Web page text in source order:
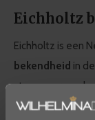
Eichholtz
Eichholtz is een
bekendheid in
staan voor een
detailsen